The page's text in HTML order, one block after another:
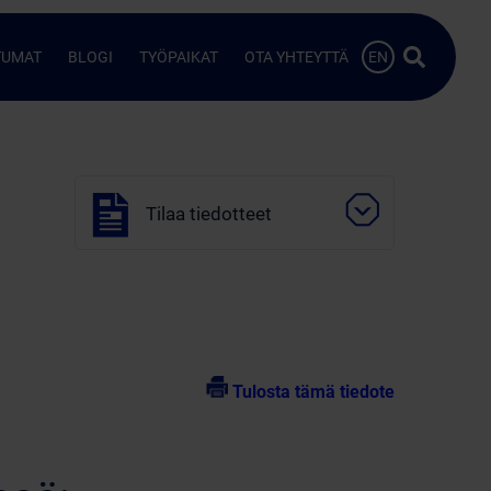
BLOGI TYÖPAIKAT OTA YHTEYTTÄ EN Hae…
Tilaa tiedotteet
Tulosta tämä tiedote